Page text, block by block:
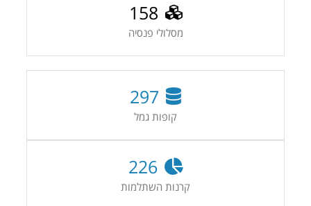
158
מסלולי פנסיה
297
קופות גמל
226
קרנות השתלמות